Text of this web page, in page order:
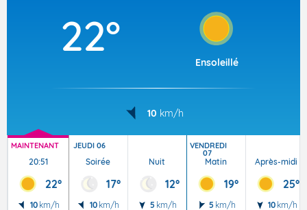
22°
Ensoleillé
10 km/h
MAINTENANT
20:51
22°
10 km/h
JEUDI 06
Soirée
17°
10 km/h
Nuit
12°
5 km/h
VENDREDI
07
Matin
19°
5 km/h
Après-midi
25°
10 km/h